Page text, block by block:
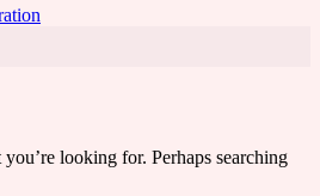
looking for. Perhaps searching